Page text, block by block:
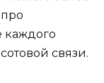
каждого
связи.